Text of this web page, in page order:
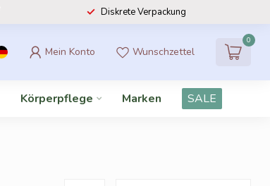
Diskrete Verpackung
Mein Konto Wunschzettel
0
Körperpflege Marken SALE